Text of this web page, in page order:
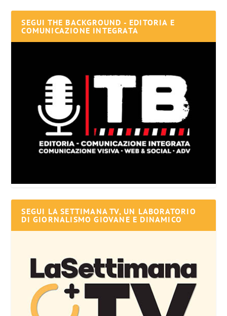
SEGUI THE BACKGROUND - EDITORIA E
COMUNICAZIONE INTEGRATA
SEGUI LA SETTIMANA TV, UN LABORATORIO
DI GIORNALISMO GIOVANE E DINAMICO